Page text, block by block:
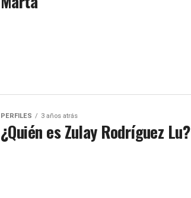
PERFILES 3 años atrás
¿Quién es Zulay Rodríguez Lu?